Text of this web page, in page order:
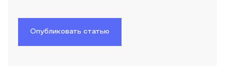
Опубликовать статью